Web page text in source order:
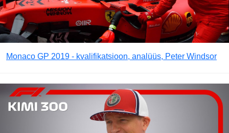
Monaco GP 2019 - kvalifikatsioon, analüüs, Peter Windsor